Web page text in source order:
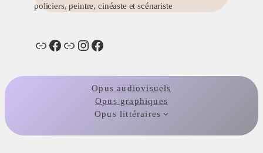
r
policiers, peintre, cinéaste et scénariste
Lien Facebook Lien Instagram Facebook
Opus audiovisuels
Opus graphiques
Opus littéraires